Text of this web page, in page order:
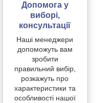
Допомога у
виборі,
консультації
Наші менеджери
допоможуть вам
зробити
правильний вибір,
розкажуть про
характеристики та
особливості нашої